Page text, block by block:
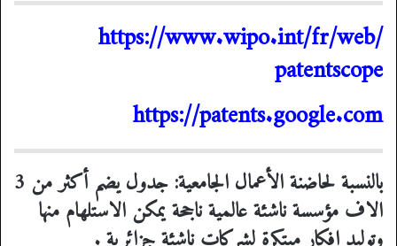
https://www.wipo.int/fr/web/
patentscope
https://patents.google.com
بالنسبة لحاضنة الأعمال الجامعية: جدول يضم أكثر من 3
الاف مؤسسة ناشئة عالمية ناجحة يمكن الاستلهام منها
وتوليد افكار مبتكرة لشركات ناشئة جزائرية .